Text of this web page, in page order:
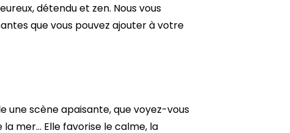
détendu et zen. Nous vous
que vous pouvez ajouter à votre
une scène apaisante, que voyez-vous
la mer… Elle favorise le calme, la